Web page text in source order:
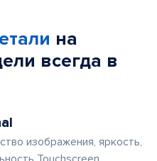
на
всегда в
изображения, яркость,